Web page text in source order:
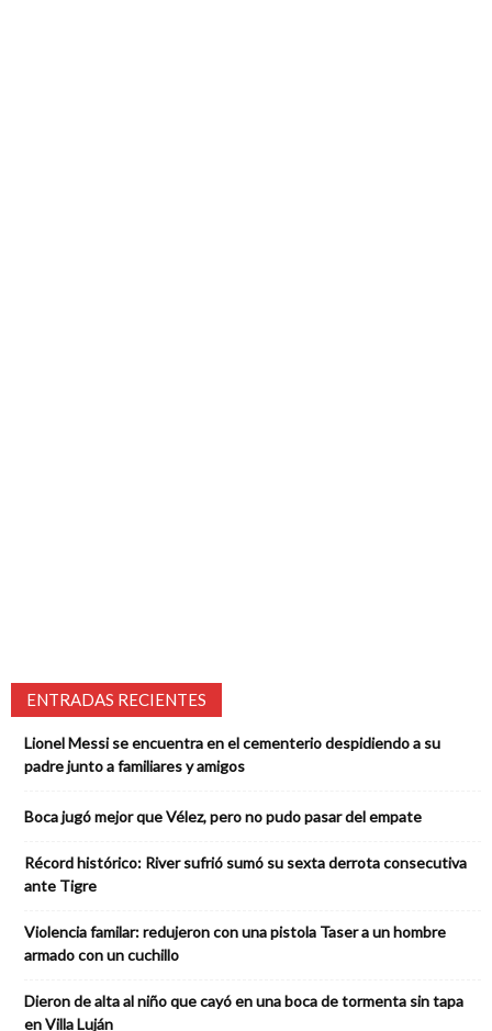
ENTRADAS RECIENTES
Lionel Messi se encuentra en el cementerio despidiendo a su
padre junto a familiares y amigos
Boca jugó mejor que Vélez, pero no pudo pasar del empate
Récord histórico: River sufrió sumó su sexta derrota consecutiva
ante Tigre
Violencia familar: redujeron con una pistola Taser a un hombre
armado con un cuchillo
Dieron de alta al niño que cayó en una boca de tormenta sin tapa
en Villa Luján